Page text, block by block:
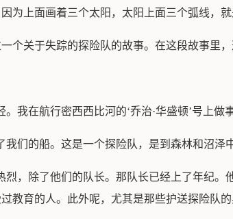
为上面画着三个太阳，太阳上面三个弧线，就
个关于失踪的探险队的故事。在这段故事里，
我在航行密西西比河的‘乔治·华盛顿’号上做
们的船。这是一个探险队，是到森林和沼泽
烈，除了他们的队长。那队长已经上了年纪
教育的人。此外呢，尤其是那些护送探险队的